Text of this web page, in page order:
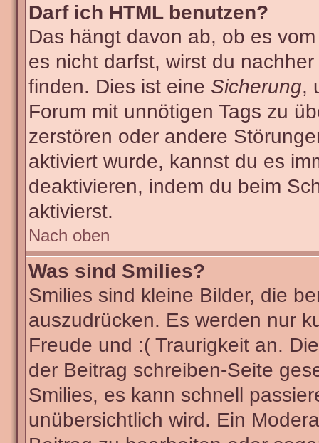
Darf ich HTML benutzen?
Das hängt davon ab, ob es
es nicht darfst, wirst du
finden. Dies ist eine Sicherung,
Forum mit unnötigen Tags zu
zerstören oder andere
aktiviert wurde, kannst du es
deaktivieren, indem du beim
aktivierst.
Nach oben
Was sind Smilies?
Smilies sind kleine Bilder, die
auszudrücken. Es werden nur
Freude und :( Traurigkeit an.
der Beitrag schreiben-Seite
Smilies, es kann schnell
unübersichtlich wird. Ein